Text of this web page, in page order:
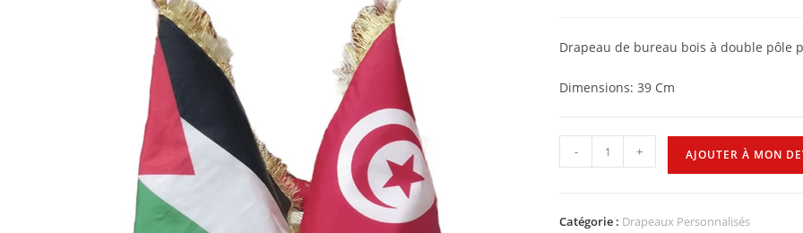
Drapeau de bureau bois à double pôle
Dimensions: 39 Cm
- + AJOUTER À MON
Catégorie : Drapeaux Personnalisés